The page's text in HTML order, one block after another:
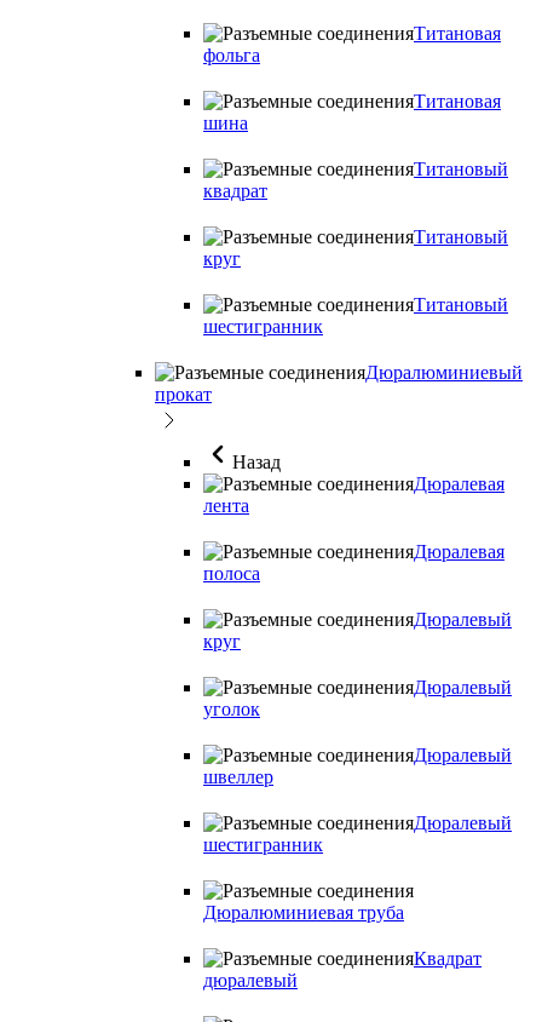
Титановая
фольга
Титановая
шина
Титановый
квадрат
Титановый
круг
Титановый
шестигранник
Дюралюминиевый
прокат
Назад
Дюралевая
лента
Дюралевая
полоса
Дюралевый
круг
Дюралевый
уголок
Дюралевый
швеллер
Дюралевый
шестигранник
Дюралюминиевая труба
Квадрат
дюралевый